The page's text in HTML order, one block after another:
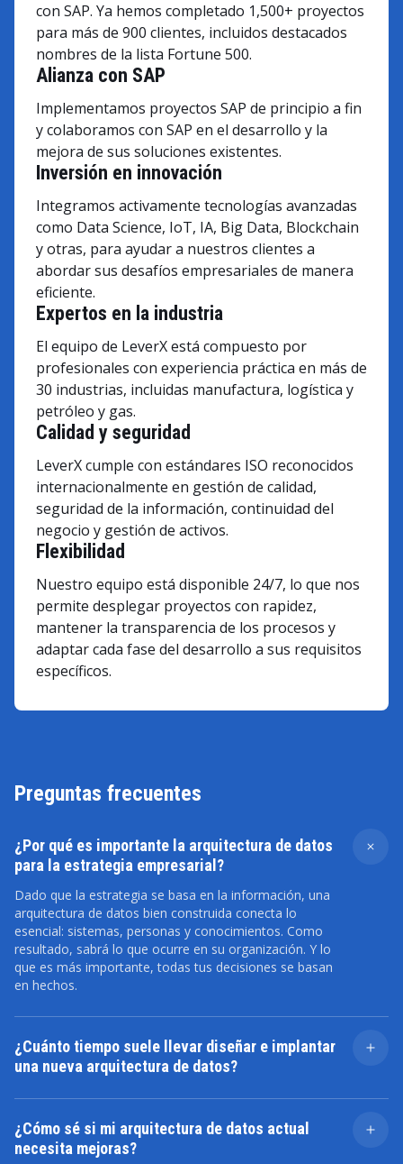
con SAP. Ya hemos completado 1,500+ proyectos
para más de 900 clientes, incluidos destacados
nombres de la lista Fortune 500.
Expertos en la industria
El equipo de LeverX está compuesto por
profesionales con experiencia práctica en más de
30 industrias, incluidas manufactura, logística y
petróleo y gas.
Alianza con SAP
Implementamos proyectos SAP de principio a fin
y colaboramos con SAP en el desarrollo y la
mejora de sus soluciones existentes.
Calidad y seguridad
LeverX cumple con estándares ISO reconocidos
internacionalmente en gestión de calidad,
seguridad de la información, continuidad del
negocio y gestión de activos.
Inversión en innovación
Integramos activamente tecnologías avanzadas
como Data Science, IoT, IA, Big Data, Blockchain
y otras, para ayudar a nuestros clientes a
abordar sus desafíos empresariales de manera
eficiente.
Flexibilidad
Nuestro equipo está disponible 24/7, lo que nos
permite desplegar proyectos con rapidez,
mantener la transparencia de los procesos y
adaptar cada fase del desarrollo a sus requisitos
específicos.
Preguntas frecuentes
¿Por qué es importante la arquitectura de datos
para la estrategia empresarial?
Dado que la estrategia se basa en la información, una
arquitectura de datos bien construida conecta lo
esencial: sistemas, personas y conocimientos. Como
resultado, sabrá lo que ocurre en su organización. Y lo
que es más importante, todas tus decisiones se basan
en hechos.
¿Cuánto tiempo suele llevar diseñar e implantar
una nueva arquitectura de datos?
Hay muchos factores que pueden influir en la duración
objetivos. Los entornos más pequeños tardan unos
meses. Las transformaciones empresariales pueden
¿Cómo sé si mi arquitectura de datos actual
necesita mejoras?